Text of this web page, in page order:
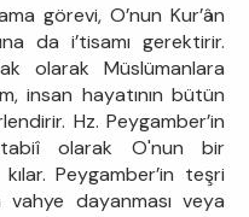
görevi, O’nun Kur’ân
da i’tisamı gerektirir.
olarak Müslümanlara
insan hayatının bütün
Hz. Peygamber’in
olarak O'nun bir
Peygamber’in teşri
vahye dayanması veya